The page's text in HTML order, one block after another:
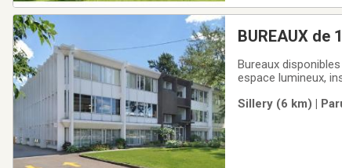
BUREAUX de
Bureaux
espace lumineux,
bureaux avec vue
Sillery (6 km) |